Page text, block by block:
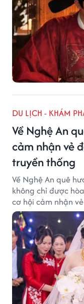
DU LỊCH - KHÁM
Về Nghệ An
cảm nhận vẻ
truyền thống
Về Nghệ An quê
không chỉ được
cơ hội cảm nhận
quê giàu truyền